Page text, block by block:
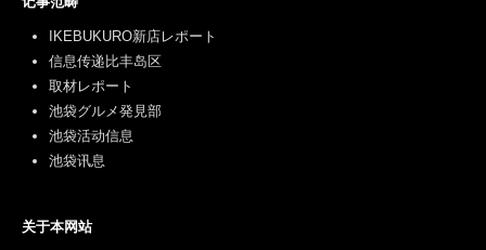
IKEBUKURO新店レポート
信息传递比丰岛区
取材レポート
池袋グルメ発見部
池袋活动信息
池袋讯息
关于本网站